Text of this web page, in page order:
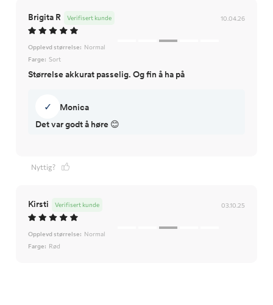
Brigita R 10.04.26
Verifisert kunde
Opplevd størrelse: Normal
Farge: Sort
Størrelse akkurat passelig. Og fin å ha på
✓
Monica
Det var godt å høre 😊
Nyttig?
Kirsti 03.10.25
Verifisert kunde
Opplevd størrelse: Normal
Farge: Rød